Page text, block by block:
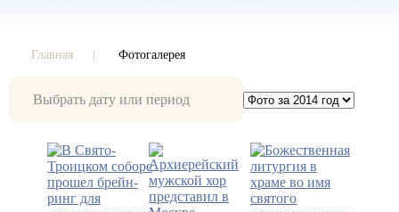
Главная Фотогалерея
Фотогалерея